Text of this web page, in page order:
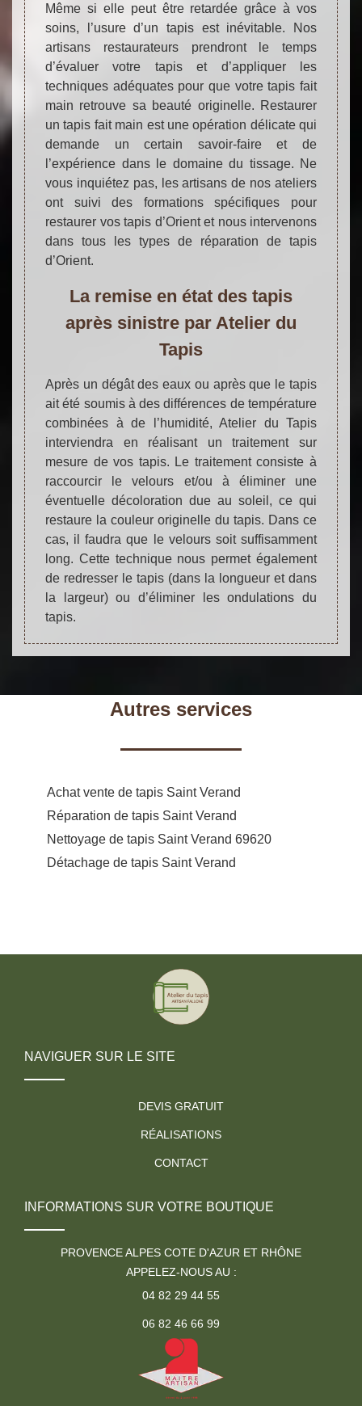
Même si elle peut être retardée grâce à vos
soins, l’usure d’un tapis est inévitable. Nos
artisans restaurateurs prendront le temps
d’évaluer votre tapis et d’appliquer les
techniques adéquates pour que votre tapis fait
main retrouve sa beauté originelle. Restaurer
un tapis fait main est une opération délicate qui
demande un certain savoir-faire et de
l’expérience dans le domaine du tissage. Ne
vous inquiétez pas, les artisans de nos ateliers
ont suivi des formations spécifiques pour
restaurer vos tapis d’Orient et nous intervenons
dans tous les types de réparation de tapis
d’Orient.
La remise en état des tapis
après sinistre par Atelier du
Tapis
Après un dégât des eaux ou après que le tapis
ait été soumis à des différences de température
combinées à de l’humidité, Atelier du Tapis
interviendra en réalisant un traitement sur
mesure de vos tapis. Le traitement consiste à
raccourcir le velours et/ou à éliminer une
éventuelle décoloration due au soleil, ce qui
restaure la couleur originelle du tapis. Dans ce
cas, il faudra que le velours soit suffisamment
long. Cette technique nous permet également
de redresser le tapis (dans la longueur et dans
la largeur) ou d’éliminer les ondulations du
tapis.
Autres services
Achat vente de tapis Saint Verand
Réparation de tapis Saint Verand
Nettoyage de tapis Saint Verand 69620
Détachage de tapis Saint Verand
NAVIGUER SUR LE SITE
DEVIS GRATUIT
RÉALISATIONS
CONTACT
INFORMATIONS SUR VOTRE BOUTIQUE
PROVENCE ALPES COTE D'AZUR ET RHÔNE
APPELEZ-NOUS AU :
04 82 29 44 55
06 82 46 66 99